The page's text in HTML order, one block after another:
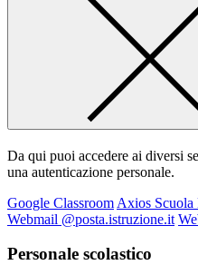
Da qui puoi accedere ai diversi
una autenticazione personale.
Google Classroom Axios Scuola
Webmail @posta.istruzione.it
Personale scolastico